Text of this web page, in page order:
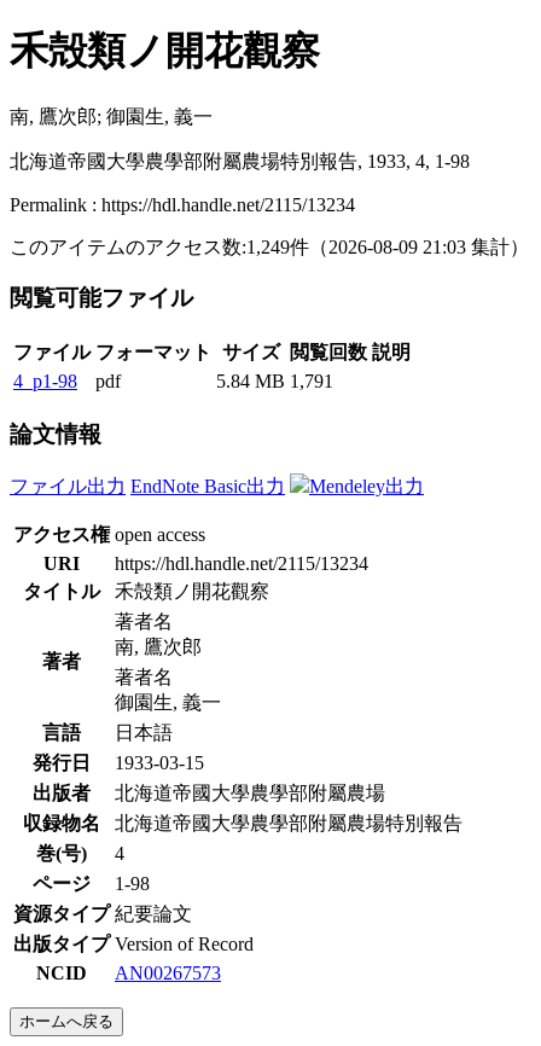
禾殻類ノ開花觀察
南, 鷹次郎; 御園生, 義一
北海道帝國大學農學部附屬農場特別報告, 1933, 4, 1-98
Permalink : https://hdl.handle.net/2115/13234
このアイテムのアクセス数:1,249件 （2026-08-09 21:03 集計）
閲覧可能ファイル
ファイル フォーマット サイズ 閲覧回数 説明
4_p1-98
pdf 5.84 MB 1,791
論文情報
ファイル出力 EndNote Basic出力 Mendeley出力
アクセス権 open access
URI
https://hdl.handle.net/2115/13234
タイトル
禾殻類ノ開花觀察
著者
著者名
南, 鷹次郎
著者名
御園生, 義一
言語
日本語
発行日
1933-03-15
出版者
北海道帝國大學農學部附屬農場
収録物名
北海道帝國大學農學部附屬農場特別報告
巻(号)
4
ページ
1-98
資源タイプ 紀要論文
出版タイプ Version of Record
NCID
AN00267573
ホームへ戻る